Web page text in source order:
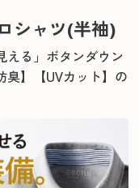
シャツ(半袖)
える」ボタンダウン
臭】【UVカット】の